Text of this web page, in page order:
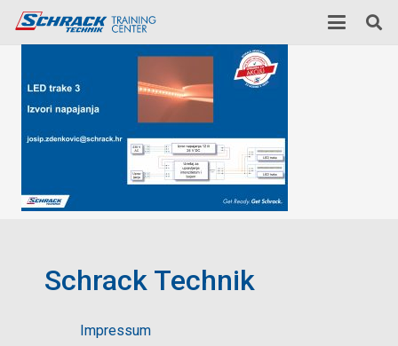
Schrack Technik
Impressum